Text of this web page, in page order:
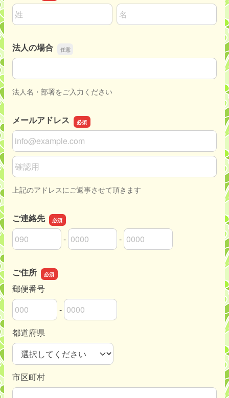
名前の姓
名前の名
法人の場合
法人の場合
法人名・部署をご入力ください
メールアドレス
メールアドレス
メールアドレスの確認用
上記のアドレスにご返事させて頂きます
ご連絡先
ご連絡先の市外局番
-
ご連絡先の市内局番 -
ご連絡先の加入者番号
ご住所
郵便番号
郵便番号の上3桁
-
郵便番号の下4桁
都道府県
市区町村